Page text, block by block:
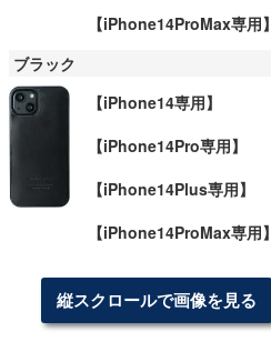
【iPhone14ProMax専用】
ブラック
【iPhone14専用】
【iPhone14Pro専用】
【iPhone14Plus専用】
【iPhone14ProMax専用】
縦スクロールで画像を見る